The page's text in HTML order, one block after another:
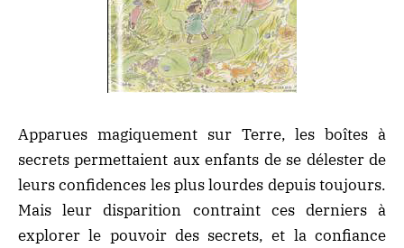
Apparues magiquement sur Terre, les boîtes à
secrets permettaient aux enfants de se délester de
leurs confidences les plus lourdes depuis toujours.
Mais leur disparition contraint ces derniers à
explorer le pouvoir des secrets, et la confiance